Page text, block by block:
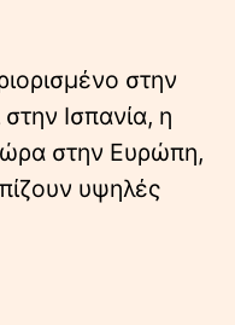
στην
Ισπανία, η
στην Ευρώπη,
υψηλές